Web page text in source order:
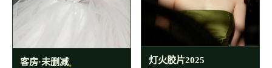
客房·未删减 灯火胶片2025